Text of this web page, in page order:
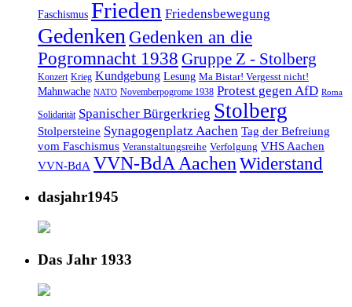
Faschismus Frieden Friedensbewegung
Gedenken Gedenken an die
Pogromnacht 1938 Gruppe Z - Stolberg
Konzert Krieg Kundgebung Lesung Ma Bistar! Vergesst nicht!
Mahnwache NATO Novemberpogrome 1938 Protest gegen AfD Roma
Solidarität Spanischer Bürgerkrieg Stolberg
Stolpersteine Synagogenplatz Aachen Tag der Befreiung
vom Faschismus Veranstaltungsreihe Verfolgung VHS Aachen
VVN-BdA VVN-BdA AachenWiderstand
dasjahr1945
Das Jahr 1933